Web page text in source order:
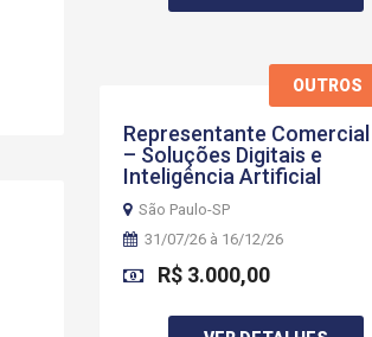
OUTROS
Representante Comercial
– Soluções Digitais e
Inteligência Artificial
São Paulo-SP
31/07/26 à 16/12/26
R$ 3.000,00